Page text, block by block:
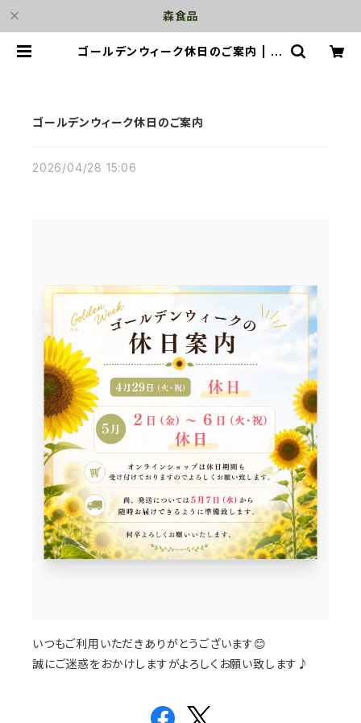
森食品
ゴールデンウィーク休日のご案内 | 森
ゴールデンウィーク休日のご案内
2026/04/28 15:06
いつもご利用いただきありがとうございます😊
誠にご迷惑をおかけしますがよろしくお願い致します♪